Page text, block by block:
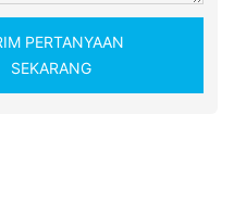
PERTANYAAN
SEKARANG